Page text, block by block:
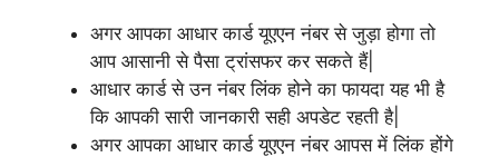
अगर आपका आधार कार्ड यूएएन नंबर से जुड़ा होगा तो
आप आसानी से पैसा ट्रांसफर कर सकते हैं|
आधार कार्ड से उन नंबर लिंक होने का फायदा यह भी है
कि आपकी सारी जानकारी सही अपडेट रहती है|
अगर आपका आधार कार्ड यूएएन नंबर आपस में लिंक होंगे